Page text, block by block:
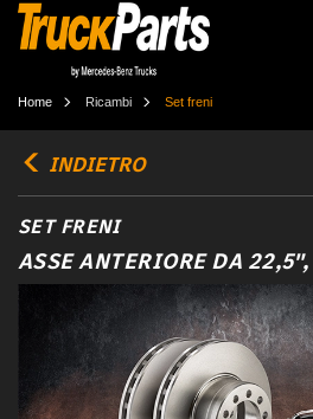
Home Ricambi Set freni
INDIETRO
SET FRENI
ASSE ANTERIORE DA